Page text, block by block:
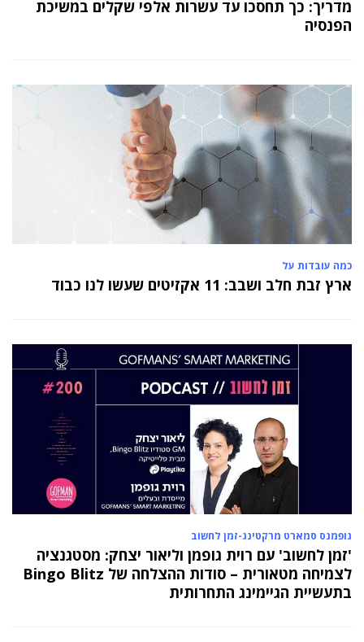
מדריך: כך תחסכו עד עשרות אלפי שקלים במשיכת
הפנסיה
כמה עובדות על
ארץ זבת חלב ושבב: 11 אקזיטים שעשו לנו כבוד
גופמנס סמארט מרקטינג-זמן לחשוב
'זמן לחשוב' עם רוית גופמן וליאור יצחק: מסטגנציה
לצמיחה מטאורית – סודות ההצלחה של Bingo Blitz
בתעשיית הגיימינג התחרותית